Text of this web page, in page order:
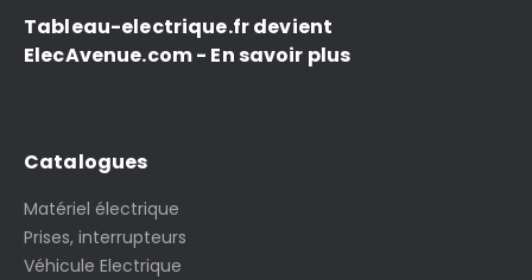
Tableau-electrique.fr devient
ElecAvenue.com - En savoir plus
Catalogues
Matériel électrique
Prises, interrupteurs
Véhicule Electrique